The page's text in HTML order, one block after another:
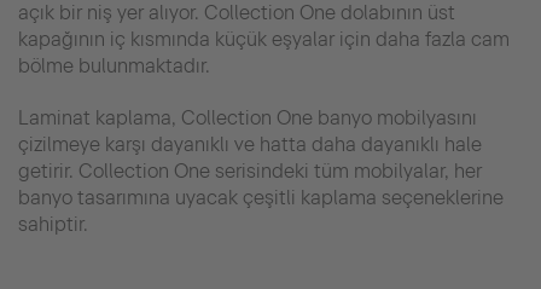
açık bir niş yer alıyor. Collection One dolabının üst
kapağının iç kısmında küçük eşyalar için daha fazla cam
bölme bulunmaktadır.
Laminat kaplama, Collection One banyo mobilyasını
çizilmeye karşı dayanıklı ve hatta daha dayanıklı hale
getirir. Collection One serisindeki tüm mobilyalar, her
banyo tasarımına uyacak çeşitli kaplama seçeneklerine
sahiptir.